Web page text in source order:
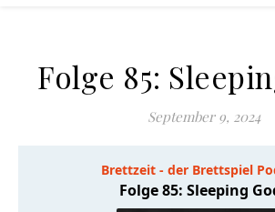
Folge 85:
September 9, 2024